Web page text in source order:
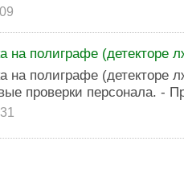
на полиграфе (детекторе
на полиграфе (детекторе
проверки персонала. -